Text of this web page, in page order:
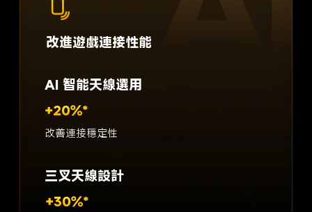
改進遊戲連接性能
AI 智能天線選用
+20%*
改善連接穩定性
三叉天線設計
+30%*